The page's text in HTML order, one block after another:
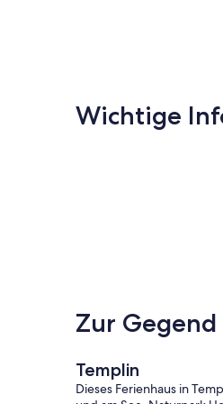
Wichtige
Zur Gegend
Templin
Dieses Ferienhaus in